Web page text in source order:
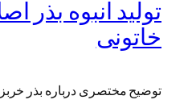
تولید انبوه بذر
خاتونی
توضیح مختصری درباره بذر